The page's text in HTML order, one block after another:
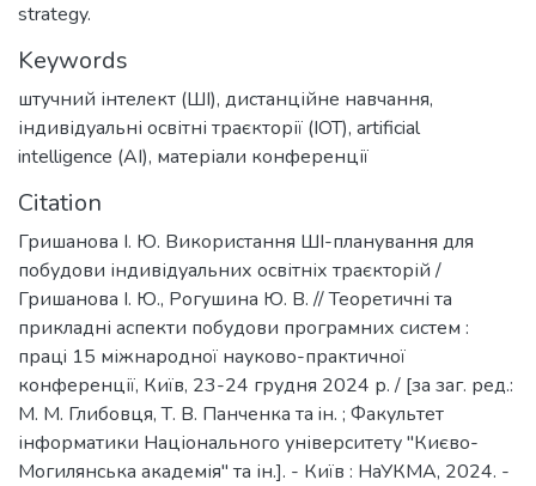
strategy.
Keywords
штучний інтелект (ШІ), дистанційне навчання,
індивідуальні освітні траєкторії (ІОТ), artificial
intelligence (AI), матеріали конференції
Citation
Гришанова І. Ю. Використання ШІ-планування для
побудови індивідуальних освітніх траєкторій /
Гришанова І. Ю., Рогушина Ю. В. // Теоретичні та
прикладні аспекти побудови програмних систем :
працi 15 міжнародної науково-практичної
конференції, Київ, 23-24 грудня 2024 р. / [за заг. ред.:
М. М. Глибовця, Т. В. Панченка та iн. ; Факультет
інформатики Національного університету "Києво-
Могилянська академія" та ін.]. - Київ : НаУКМА, 2024. -